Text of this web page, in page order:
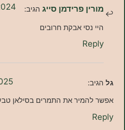
פרידמן סייג הגיב: 03/06/2024 בשעה 08:43
אבקת חרובים
19/04/2025 בשעה 19:33
את התמרים בסילאן טבעי?